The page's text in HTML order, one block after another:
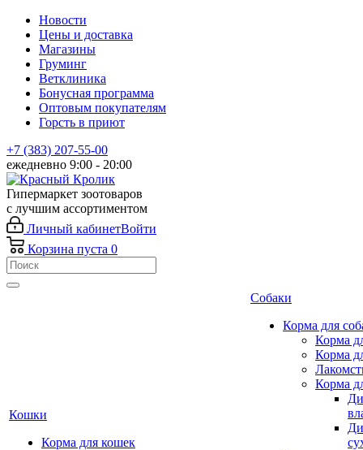
Новости
Цены и доставка
Магазины
Груминг
Ветклиника
Бонусная программа
Оптовым покупателям
Горсть в приют
+7 (383) 207-55-00
ежедневно 9:00 - 20:00
Гипермаркет зоотоваров
с лучшим ассортиментом
Личный кабинетВойти
Корзина пуста 0
Кошки
Корма для кошек
Собаки
Корма для
Корма
Корма
Корма